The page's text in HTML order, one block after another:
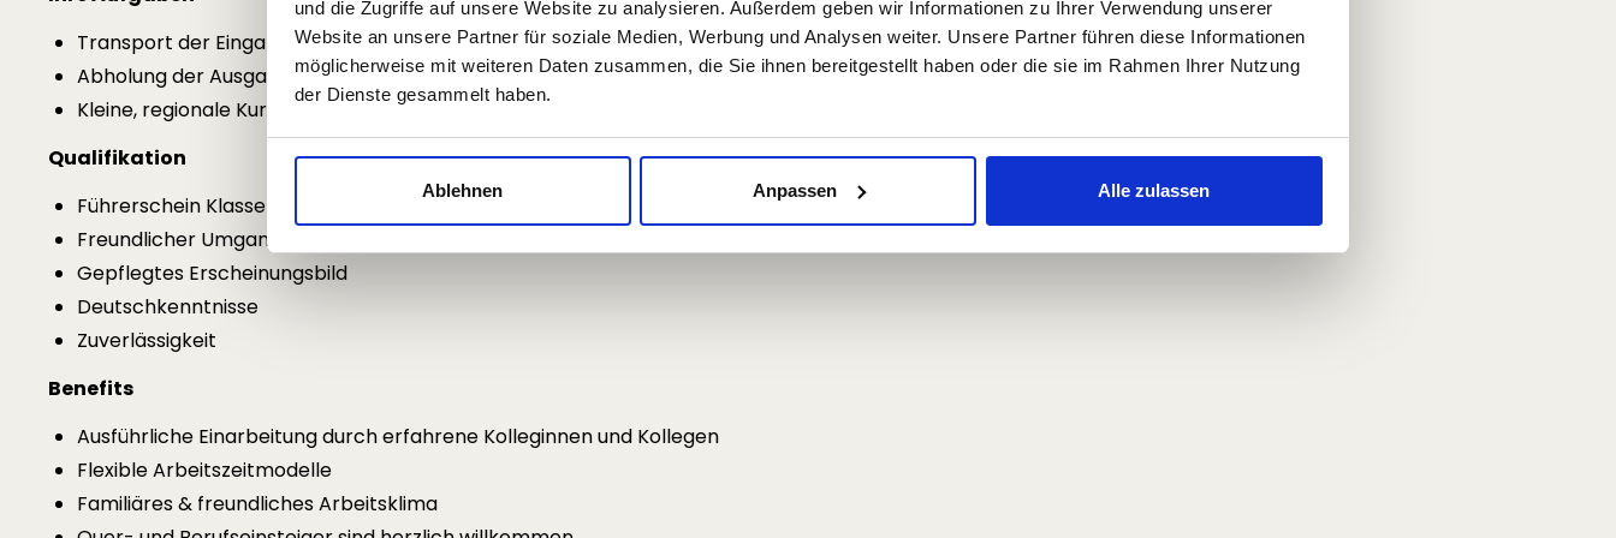
und die Zugriffe auf unsere Website zu analysieren. Außerdem geben wir Informationen zu Ihrer Verwendung unserer
Website an unsere Partner für soziale Medien, Werbung und Analysen weiter. Unsere Partner führen diese Informationen
möglicherweise mit weiteren Daten zusammen, die Sie ihnen bereitgestellt haben oder die sie im Rahmen Ihrer Nutzung
der Dienste gesammelt haben.
Ablehnen Anpassen Alle zulassen
Transport der Eingangspost vom Postamt zum Kunden am Vormittag
Abholung der Ausgangspost bei unseren Kunden am Nachmittag
Kleine, regionale Kurierfahrten
Qualifikation
Führerschein Klasse B (vormals Klasse 3) und eigenes Fahrzeug
Freundlicher Umgang mit Kunden
Gepflegtes Erscheinungsbild
Deutschkenntnisse
Zuverlässigkeit
Benefits
Ausführliche Einarbeitung durch erfahrene Kolleginnen und Kollegen
Flexible Arbeitszeitmodelle
Familiäres & freundliches Arbeitsklima